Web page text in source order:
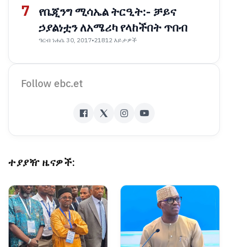
7
የቤጂንግ ሚሳኤል ትርዒት:- ቻይና
ኃያልነቷን ለአሜሪካ የላከችበት ጥበብ
ዓርብ ነሐሴ 30, 2017•21812 እይታዎች
Follow ebc.et
ተያያዥ ዜናዎች: